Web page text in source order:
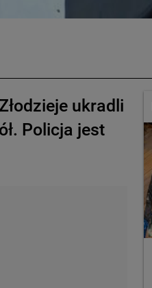
ukradli
Policja jest